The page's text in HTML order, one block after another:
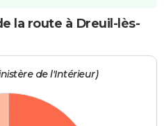
la route à Dreuil-lès-
de l'Intérieur)